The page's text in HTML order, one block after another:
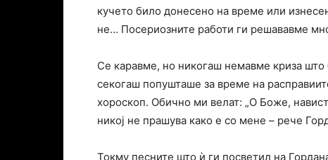
кучето било донесено на време или
не… Посериозните работи ги решававме
Се каравме, но никогаш немавме криза
секогаш попушташе за време на
хороскоп. Обично ми велат: „О Боже,
никој не прашува како е со мене – рече
Токму песните што ѝ ги посветил на